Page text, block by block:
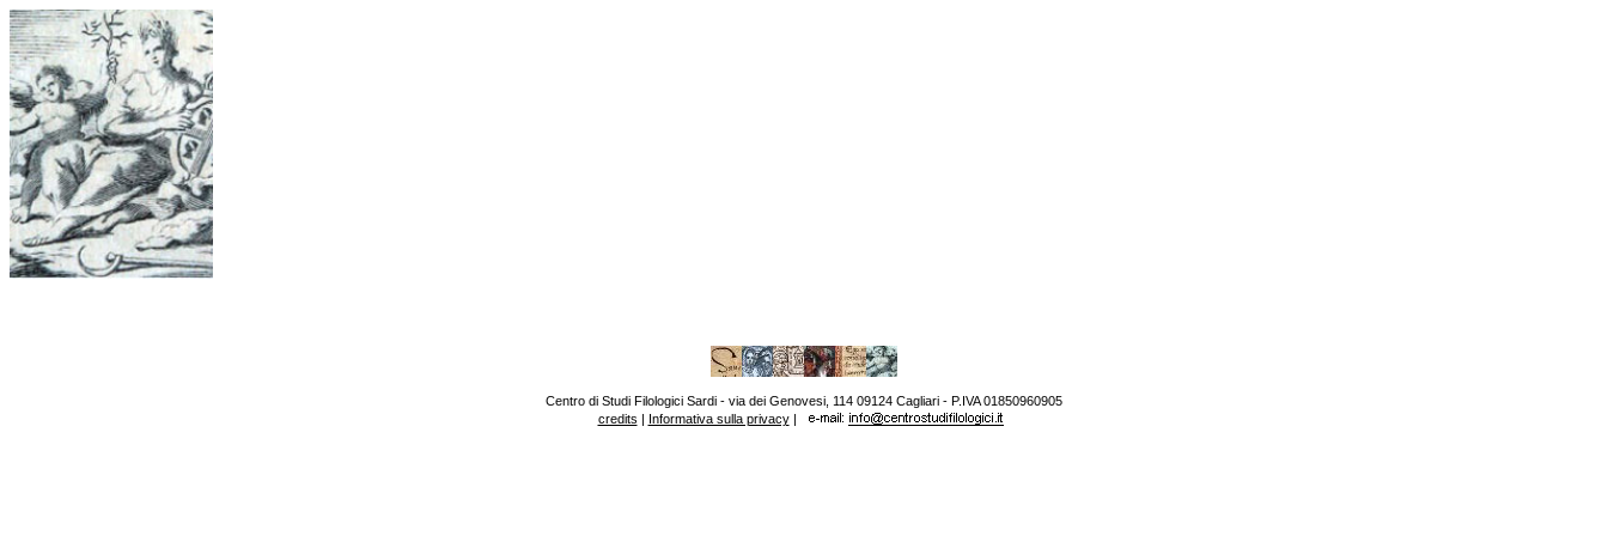
Centro di Studi Filologici Sardi - via dei Genovesi, 114 09124 Cagliari - P.IVA 01850960905
credits | Informativa sulla privacy|